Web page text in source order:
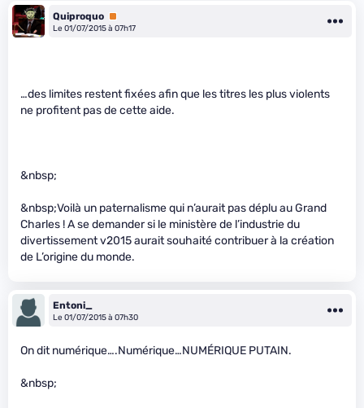
Quiproquo Premium
Le 01/07/2015 à 07h17
…des limites restent fixées afin que les titres les plus violents
ne profitent pas de cette aide.
&nbsp;
&nbsp;Voilà un paternalisme qui n’aurait pas déplu au Grand
Charles ! A se demander si le ministère de l’industrie du
divertissement v2015 aurait souhaité contribuer à la création
de L’origine du monde.
Entoni_
Le 01/07/2015 à 07h30
On dit numérique….Numérique…NUMÉRIQUE PUTAIN.
&nbsp;